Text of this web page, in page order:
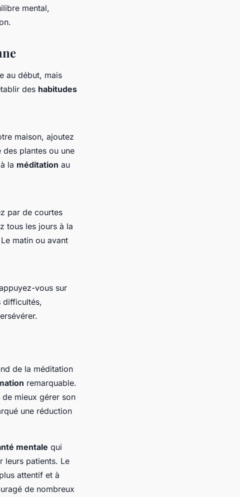
mental,
au début, mais
des habitudes
maison, ajoutez
plantes ou une
la méditation au
par de courtes
tous les jours à la
matin ou avant
vous sur
difficultés,
de la méditation
remarquable.
de mieux gérer son
une réduction
mentale qui
leurs patients. Le
attentif et à
de nombreux